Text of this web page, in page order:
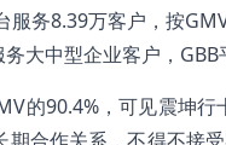
服务8.39万客户，按
大中型企业客户，GBB
的90.4%，可见震坤